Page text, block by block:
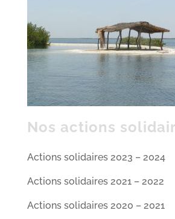
Nos actions
Actions solidaires 2023 – 2024
Actions solidaires 2021 – 2022
Actions solidaires 2020 – 2021